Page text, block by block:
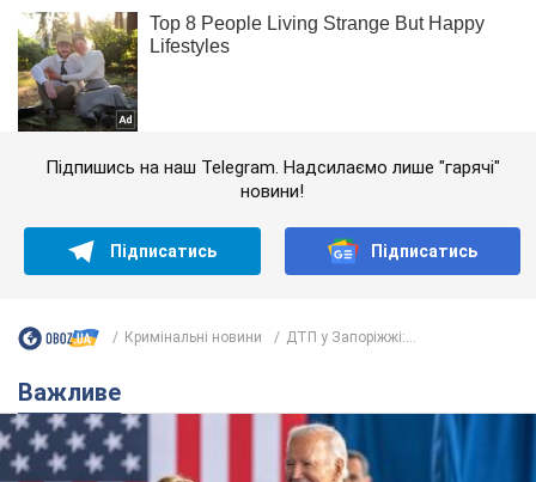
Підпишись на наш Telegram. Надсилаємо лише "гарячі"
новини!
Підписатись Підписатись
Кримінальні новини ДТП у Запоріжжі:...
Важливе